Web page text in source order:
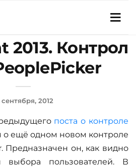
2013. Контрол
сентября, 2012
поста о контроле
о ещё одном новом контроле
Предназначен он, как видно
выбора пользователей. В